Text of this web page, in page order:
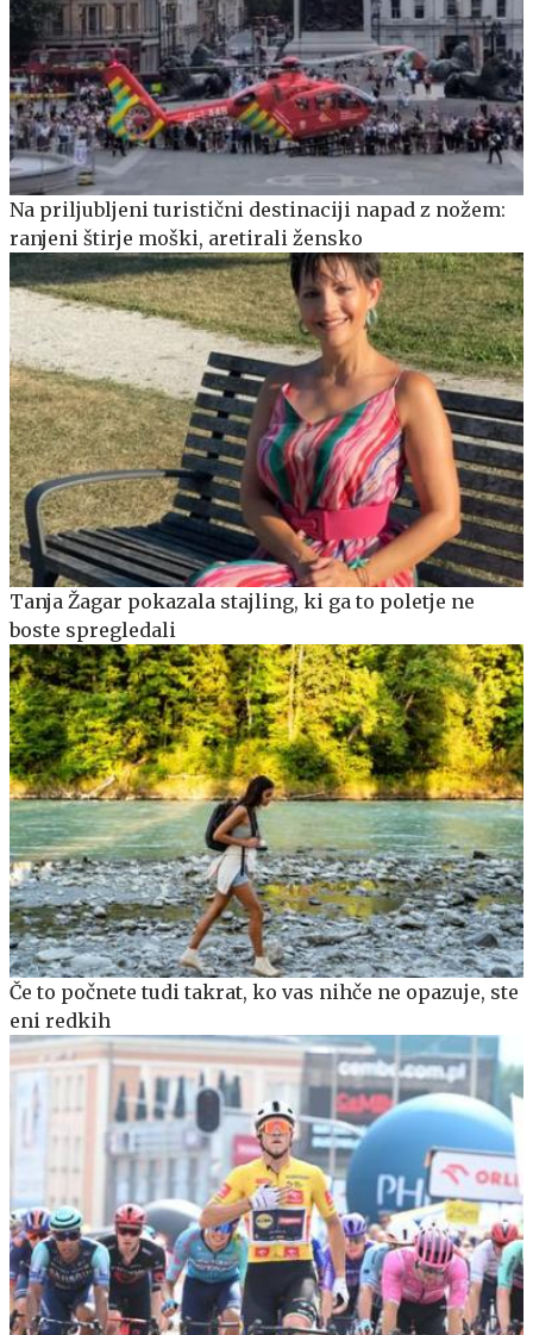
Na priljubljeni turistični destinaciji napad z nožem:
ranjeni štirje moški, aretirali žensko
Tanja Žagar pokazala stajling, ki ga to poletje ne
boste spregledali
Če to počnete tudi takrat, ko vas nihče ne opazuje, ste
eni redkih